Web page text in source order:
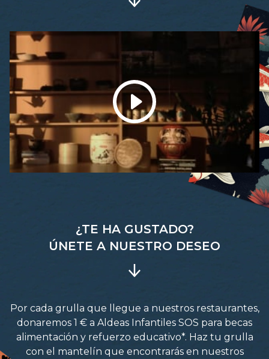
¿TE HA GUSTADO?
ÚNETE A NUESTRO DESEO
Por cada grulla que llegue a nuestros restaurantes,
donaremos 1 € a Aldeas Infantiles SOS para becas
alimentación y refuerzo educativo*. Haz tu grulla
con el mantelín que encontrarás en nuestros